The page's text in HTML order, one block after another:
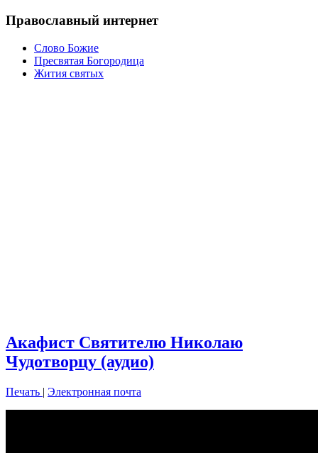
Православный интернет
Слово Божие
Пресвятая Богородица
Жития святых
Акафист Святителю Николаю
Чудотворцу (аудио)
Печать | Электронная почта